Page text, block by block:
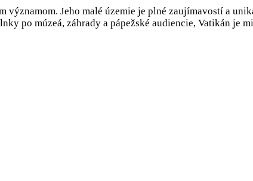
významom. Jeho malé územie je plné zaujímavostí a
po múzeá, záhrady a pápežské audiencie, Vatikán je